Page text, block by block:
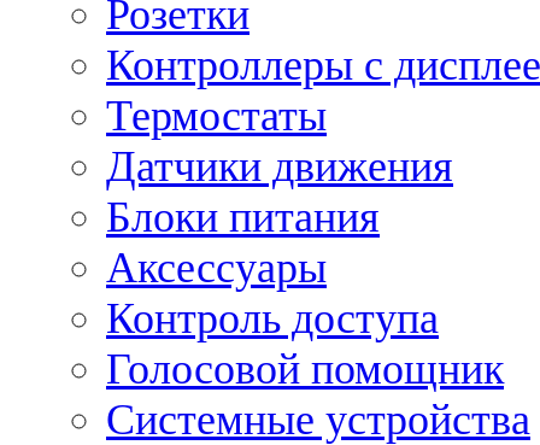
Розетки
Контроллеры с
Термостаты
Датчики движения
Блоки питания
Аксессуары
Контроль доступа
Голосовой помощник
Системные устройства